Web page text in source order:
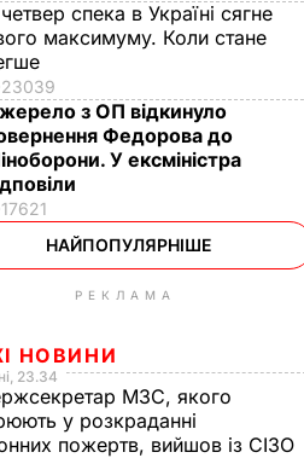
спека в Україні сягне
максимуму. Коли стане
23039
з ОП відкинуло
Федорова до
У ексміністра
17621
НАЙПОПУЛЯРНІШЕ
РЕКЛАМА
НОВИНИ
23.34
МЗС, якого
у розкраданні
пожертв, вийшов із СІЗО